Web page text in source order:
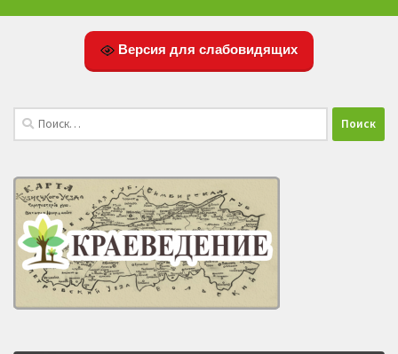
Версия для слабовидящих
Найти: